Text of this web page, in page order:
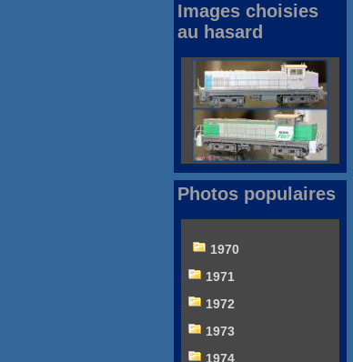
Images choisies
au hasard
Photos populaires
1970
1971
1972
1973
1974